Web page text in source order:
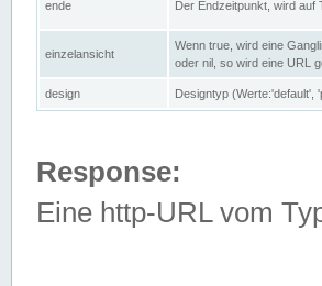
ende Der Endzeitpunkt, wird auf
einzelansicht
Wenn true, wird eine
oder nil, so wird eine URL
design Designtyp (Werte:'default',
Response:
Eine http-URL vom